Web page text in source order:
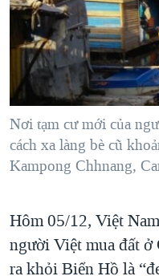
"Tìm"NGƯỜI VIỆT HẢI NGOẠI
ĐỜI SỐNG
KINH TẾ
KHOA HỌC
SỨC KHOẺ
VĂN HOÁ
GIÁO DỤC
TẠI
HÀNH TRÌNH BẦU CỬ
MỘT NĂM CHIẾN
GIẢI MÃ VÀNH ĐAI &
NGÀY TỊ NẠN THẾ GIỚI
TRỊNH VĨNH BÌNH -
GROUND ZERO – XƯA
CÁC GIÁ TRỊ CỘNG
THƯỢNG ĐỈNH
VIDEO
NGHE
MẠNG XÃ HỘI
Ngôn ngữ khác
Nơi tạm cư mới của
cách xa làng bè cũ
Kampong Chhnang,
Hôm 05/12, Việt
người Việt mua đất
ra khỏi Biển Hồ là